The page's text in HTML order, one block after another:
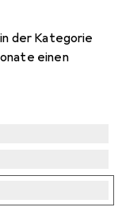
der Kategorie
einen